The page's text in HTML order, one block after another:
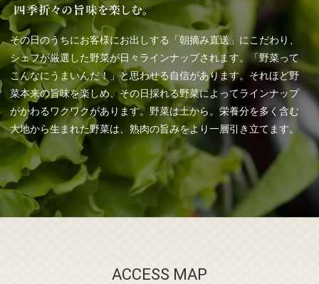
その日のうちにお客様にお出しする「朝摘み直送」にこだわり、
シェフが厳選した野菜が日々ラインナップされます。「野菜って
こんなにうまいんだ！」と思わせる自信があります。それほど野
菜本来の旨味を楽しめ、その日採れる野菜によってラインナップ
がかわるワクワクがあります。野菜は土から。栄養分を多く含む
大地から生まれた野菜は、熟肉の旨みをより一層引き立てます。
ACCESS MAP